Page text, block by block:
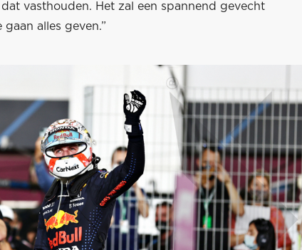
vasthouden. Het zal een spannend gevecht
alles geven.”